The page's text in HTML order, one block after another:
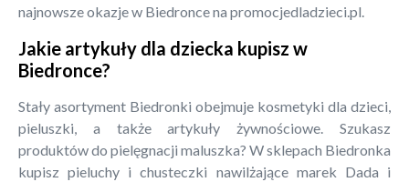
najnowsze okazje w Biedronce na promocjedladzieci.pl.
Jakie artykuły dla dziecka kupisz w
Biedronce?
Stały asortyment Biedronki obejmuje kosmetyki dla dzieci,
pieluszki, a także artykuły żywnościowe. Szukasz
produktów do pielęgnacji maluszka? W sklepach Biedronka
kupisz pieluchy i chusteczki nawilżające marek Dada i